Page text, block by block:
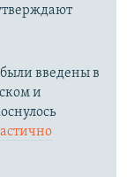
были введены в
и